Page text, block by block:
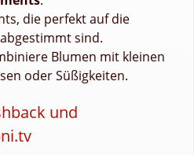
die perfekt auf die
sind.
Blumen mit kleinen
oder Süßigkeiten.
und